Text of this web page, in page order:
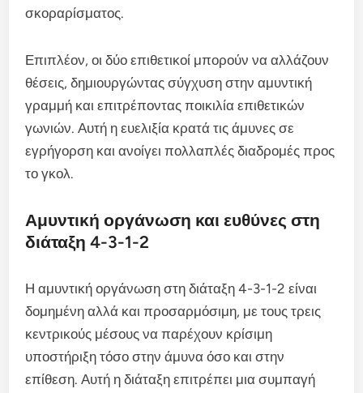
σκοραρίσματος.
Επιπλέον, οι δύο επιθετικοί μπορούν να αλλάζουν
θέσεις, δημιουργώντας σύγχυση στην αμυντική
γραμμή και επιτρέποντας ποικιλία επιθετικών
γωνιών. Αυτή η ευελιξία κρατά τις άμυνες σε
εγρήγορση και ανοίγει πολλαπλές διαδρομές προς
το γκολ.
Αμυντική οργάνωση και ευθύνες στη
διάταξη 4-3-1-2
Η αμυντική οργάνωση στη διάταξη 4-3-1-2 είναι
δομημένη αλλά και προσαρμόσιμη, με τους τρεις
κεντρικούς μέσους να παρέχουν κρίσιμη
υποστήριξη τόσο στην άμυνα όσο και στην
επίθεση. Αυτή η διάταξη επιτρέπει μια συμπαγή